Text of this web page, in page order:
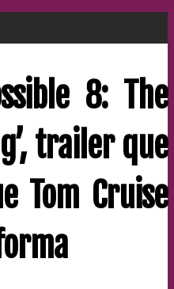
8: The
trailer que
Tom Cruise